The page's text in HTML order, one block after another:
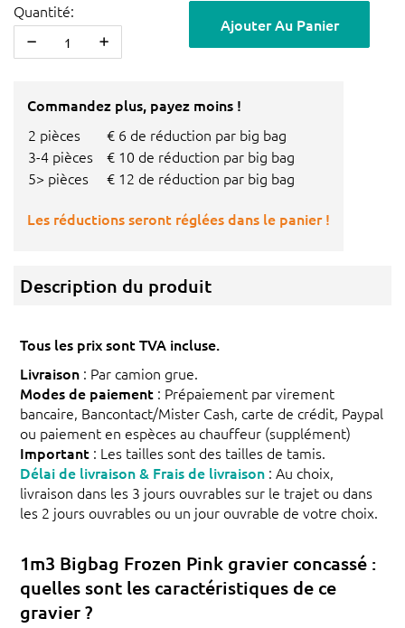
Quantité:
Ajouter Au Panier
Commandez plus, payez moins !
2 pièces
€ 6 de réduction par big bag
3-4 pièces
€ 10 de réduction par big bag
5> pièces
€ 12 de réduction par big bag
Les réductions seront réglées dans le panier !
Description du produit
Tous les prix sont TVA incluse.
Livraison : Par camion grue.
Modes de paiement : Prépaiement par virement
bancaire, Bancontact/Mister Cash, carte de crédit, Paypal
ou paiement en espèces au chauffeur (supplément)
Important : Les tailles sont des tailles de tamis.
Délai de livraison & Frais de livraison : Au choix,
livraison dans les 3 jours ouvrables sur le trajet ou dans
les 2 jours ouvrables ou un jour ouvrable de votre choix.
1m3 Bigbag Frozen Pink gravier concassé :
quelles sont les caractéristiques de ce
gravier ?